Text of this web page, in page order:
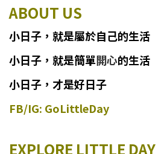
ABOUT US
小日子 ， 就是屬於自己的生活
小日子 ， 就是簡單開心的生活
小日子，才是好日子
FB/IG: GoLittleDay
EXPLORE LITTLE DAY